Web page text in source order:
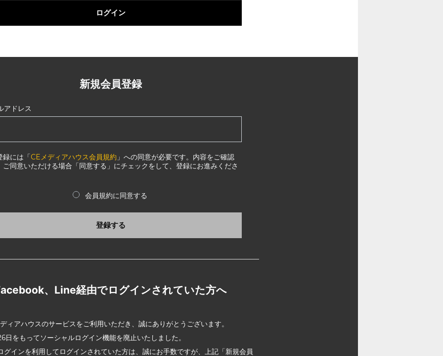
ログイン
新規会員登録
アドレス
録には「CEメディアハウス会員規約 」への同意が必要です。内容をご確認
ご同意いただける場合「同意する」にチェックをして、登録にお進みくださ
会員規約に同意する
登録する
、Line経由でログインされていた方へ
ィアハウスのサービスをご利用いただき、誠にありがとうございます。
日をもってソーシャルログイン機能を廃止いたしました。
グインを利用してログインされていた方は、誠にお手数ですが、上記「新規会員